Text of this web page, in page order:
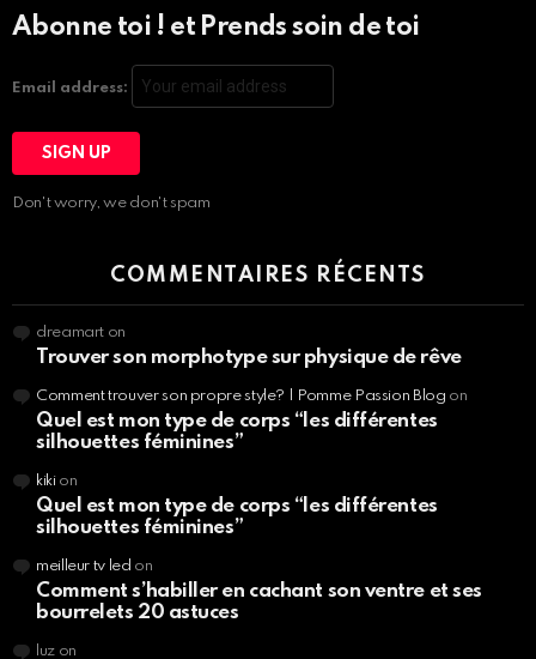
Abonne toi ! et Prends soin de toi
Email address:
Don't worry, we don't spam
COMMENTAIRES RÉCENTS
dreamart on
Trouver son morphotype sur physique de rêve
Comment trouver son propre style? | Pomme Passion Blog on
Quel est mon type de corps “les différentes
silhouettes féminines”
kikion
Quel est mon type de corps “les différentes
silhouettes féminines”
meilleur tv led on
Comment s’habiller en cachant son ventre et ses
bourrelets 20 astuces
luzon